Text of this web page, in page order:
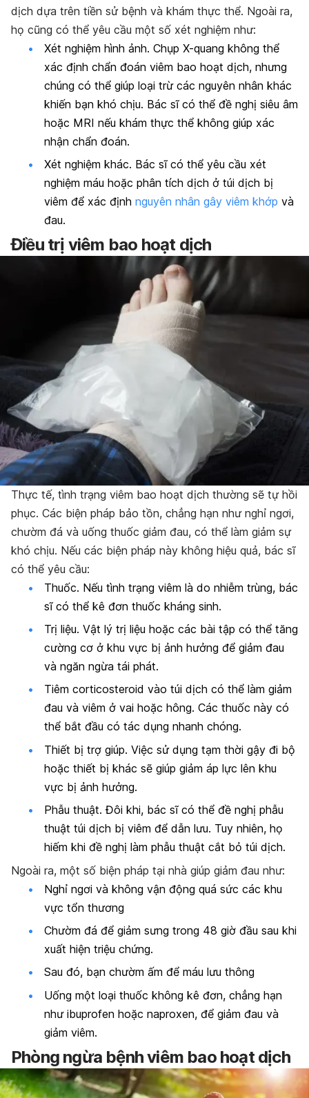
dịch dựa trên tiền sử bệnh và khám thực thể. Ngoài ra,
họ cũng có thể yêu cầu một số xét nghiệm như:
Xét nghiệm hình ảnh. Chụp X-quang không thể
xác định chẩn đoán viêm bao hoạt dịch, nhưng
chúng có thể giúp loại trừ các nguyên nhân khác
khiến bạn khó chịu. Bác sĩ có thể đề nghị siêu âm
hoặc MRI nếu khám thực thể không giúp xác
nhận chẩn đoán.
Xét nghiệm khác. Bác sĩ có thể yêu cầu xét
nghiệm máu hoặc phân tích dịch ở túi dịch bị
viêm để xác định nguyên nhân gây viêm khớp và
đau.
Điều trị viêm bao hoạt dịch
Thực tế, tình trạng viêm bao hoạt dịch thường sẽ tự hồi
phục. Các biện pháp bảo tồn, chẳng hạn như nghỉ ngơi,
chườm đá và uống thuốc giảm đau, có thể làm giảm sự
khó chịu. Nếu các biện pháp này không hiệu quả, bác sĩ
có thể yêu cầu:
Thuốc. Nếu tình trạng viêm là do nhiễm trùng, bác
sĩ có thể kê đơn thuốc kháng sinh.
Trị liệu. Vật lý trị liệu hoặc các bài tập có thể tăng
cường cơ ở khu vực bị ảnh hưởng để giảm đau
và ngăn ngừa tái phát.
Tiêm corticosteroid vào túi dịch có thể làm giảm
đau và viêm ở vai hoặc hông. Các thuốc này có
thể bắt đầu có tác dụng nhanh chóng.
Thiết bị trợ giúp. Việc sử dụng tạm thời gậy đi bộ
hoặc thiết bị khác sẽ giúp giảm áp lực lên khu
vực bị ảnh hưởng.
Phẫu thuật. Đôi khi, bác sĩ có thể đề nghị phẫu
thuật túi dịch bị viêm để dẫn lưu. Tuy nhiên, họ
hiếm khi đề nghị làm phẫu thuật cắt bỏ túi dịch.
Ngoài ra, một số biện pháp tại nhà giúp giảm đau như:
Nghỉ ngơi và không vận động quá sức các khu
vực tổn thương
Chườm đá để giảm sưng trong 48 giờ đầu sau khi
xuất hiện triệu chứng.
Sau đó, bạn chườm ấm để máu lưu thông
Uống một loại thuốc không kê đơn, chẳng hạn
như ibuprofen hoặc naproxen, để giảm đau và
giảm viêm.
Phòng ngừa bệnh viêm bao hoạt dịch